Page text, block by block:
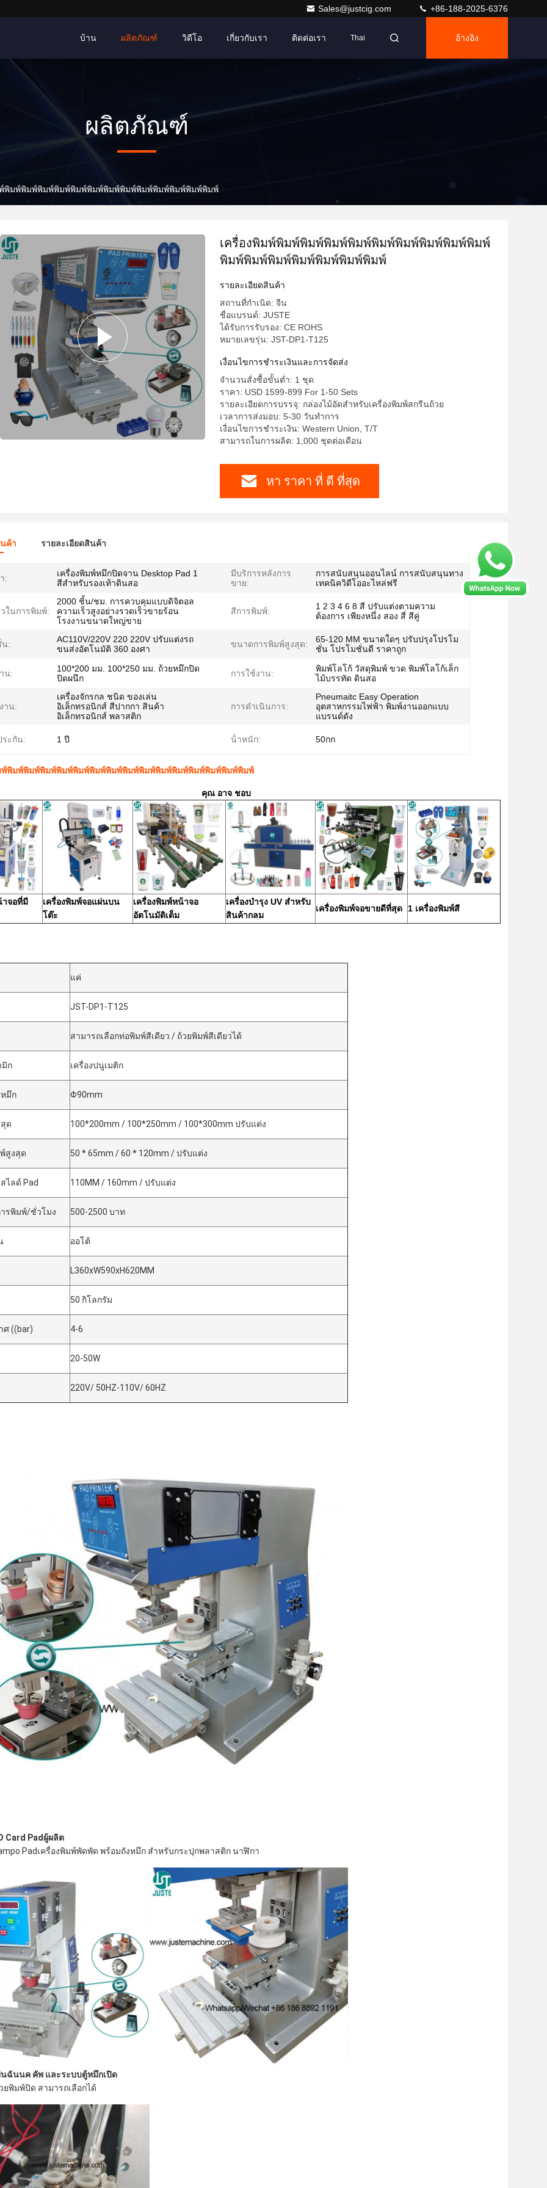
Sales@justcig.com +86-188-2025-6376
บ้าน ผลิตภัณฑ์ วิดีโอ เกี่ยวกับเรา ติดต่อเรา Thai อ้างอิง
ผลิตภัณฑ์
พิมพ์พิมพ์พิมพ์พิมพ์พิมพ์พิมพ์พิมพ์พิมพ์พิมพ์พิมพ์พิมพ์พิมพ์พิมพ์
เครื่องพิมพ์พิมพ์พิมพ์พิมพ์พิมพ์พิมพ์พิมพ์พิมพ์พิมพ์พิมพ์
พิมพ์พิมพ์พิมพ์พิมพ์พิมพ์พิมพ์พิมพ์
รายละเอียดสินค้า
สถานที่กำเนิด: จีน
ชื่อแบรนด์: JUSTE
ได้รับการรับรอง: CE ROHS
หมายเลขรุ่น: JST-DP1-T125
เงื่อนไขการชำระเงินและการจัดส่ง
จำนวนสั่งซื้อขั้นต่ำ: 1 ชุด
ราคา: USD 1599-899 For 1-50 Sets
รายละเอียดการบรรจุ: กล่องไม้อัดสำหรับเครื่องพิมพ์สกรีนถ้วย
เวลาการส่งมอบ: 5-30 วันทำการ
เงื่อนไขการชำระเงิน: Western Union, T/T
สามารถในการผลิต: 1,000 ชุดต่อเดือน
หา ราคา ที่ ดี ที่สุด
ค้า รายละเอียดสินค้า
:
เครื่องพิมพ์หมึกปิดจาน Desktop Pad 1
สีสําหรับรองเท้าดินสอ
มีบริการหลังการ
ขาย:
การสนับสนุนออนไลน์ การสนับสนุนทาง
เทคนิควิดีโออะไหล่ฟรี
ในการพิมพ์:
2000 ชิ้น/ชม. การควบคุมแบบดิจิตอล
ความเร็วสูงอย่างรวดเร็วขายร้อน
โรงงานขนาดใหญ่ขาย
สีการพิมพ์:
1 2 3 4 6 8 สี ปรับแต่งตามความ
ต้องการ เพียงหนึ่ง สอง สี่ สีคู่
น:
AC110V/220V 220 220V ปรับแต่งรถ
ขนส่งอัตโนมัติ 360 องศา
ขนาดการพิมพ์สูงสุด:
65-120 MM ขนาดใดๆ ปรับปรุงโปรโม
ชั่น โปรโมชั่นดี ราคาถูก
น:
100*200 มม. 100*250 มม. ถ้วยหมึกปิด
ปิดผนึก
การใช้งาน:
พิมพ์โลโก้ วัสดุพิมพ์ ขวด พิมพ์โลโก้เล็ก
ไม้บรรทัด ดินสอ
าน:
เครื่องจักรกล ชนิด ของเล่น
อิเล็กทรอนิกส์ สีปากกา สินค้า
อิเล็กทรอนิกส์ พลาสติก
การดำเนินการ:
Pneumaitc Easy Operation
อุตสาหกรรมไฟฟ้า พิมพ์งานออกแบบ
แบรนด์ดัง
ระกัน: 1 ปี น้ําหนัก: 50กก
พ์พิมพ์พิมพ์พิมพ์พิมพ์พิมพ์พิมพ์พิมพ์พิมพ์พิมพ์พิมพ์พิมพ์พิมพ์พิมพ์พิมพ์พิมพ์
คุณ อาจ ชอบ
าจอที่มี
เครื่องพิมพ์จอแผ่นบน
โต๊ะ
เครื่องพิมพ์หน้าจอ
อัตโนมัติเต็ม
เครื่องบํารุง UV สําหรับ
สินค้ากลม
เครื่องพิมพ์จอขายดีที่สุด 1 เครื่องพิมพ์สี
แค่
JST-DP1-T125
สามารถเลือกท่อพิมพ์สีเดียว / ถ้วยพิมพ์สีเดียวได้
มิก เครื่องปนูเมติก
มึก Φ90mm
ด 100*200mm / 100*250mm / 100*300mm ปรับแต่ง
สูงสุด 50 * 65mm / 60 * 120mm / ปรับแต่ง
ไลด์ Pad 110MM / 160mm / ปรับแต่ง
รพิมพ์/ชั่วโมง 500-2500 บาท
ออโต้
L360xW590xH620MM
50 กิโลกรัม
ศ ((bar) 4-6
20-50W
220V/ 50HZ-110V/ 60HZ
Card Pad ผู้ผลิต
Padเครื่องพิมพ์พัดพัด พร้อมถังหมึก สําหรับกระปุกพลาสติก นาฬิกา
นฉันนค คัพ และระบบตู้หมึกเปิด
ยพิมพ์ปิด สามารถเลือกได้